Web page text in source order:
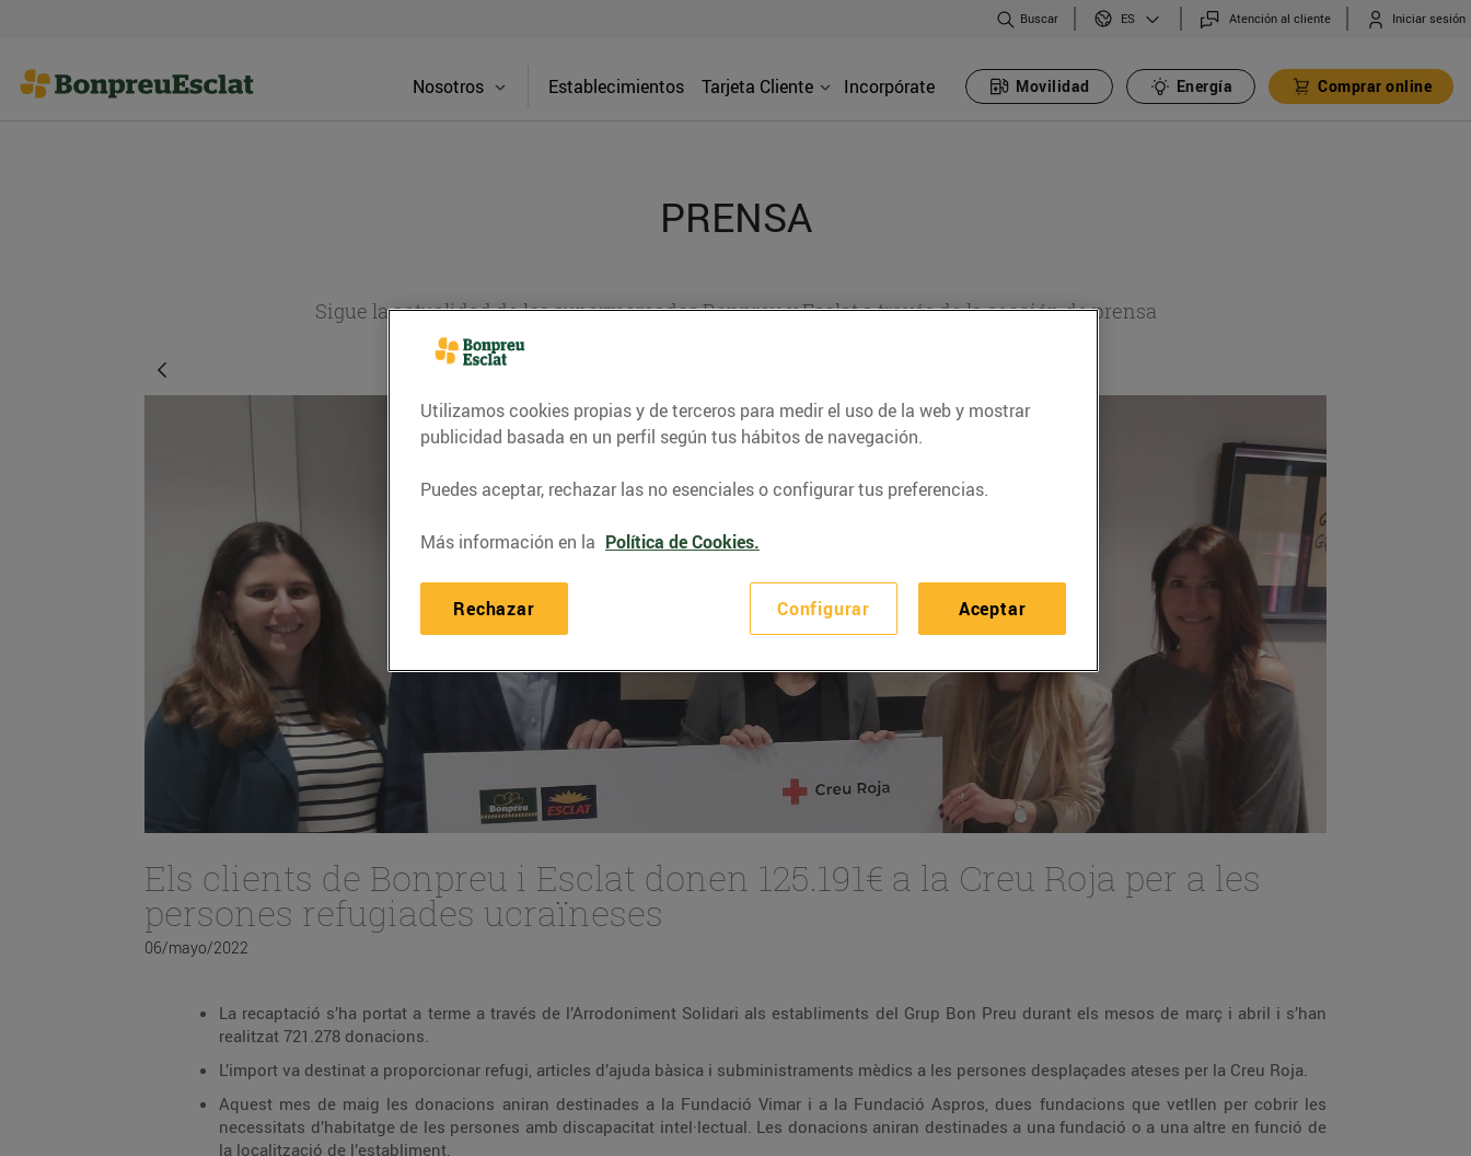
Buscar ES Atención al cliente Iniciar sesión
Nosotros Establecimientos Tarjeta Cliente Incorpórate Movilidad Energía Comprar online
PRENSA
Sigue la actualidad de los supermercados Bonpreu y Esclat a través de la sección de prensa
Els clients de Bonpreu i Esclat donen 125.191€ a la Creu Roja per a les
persones refugiades ucraïneses
06/mayo/2022
La recaptació s’ha portat a terme a través de l’Arrodoniment Solidari als establiments del Grup Bon Preu durant els mesos de març i abril i s’han
realitzat 721.278 donacions.
L’import va destinat a proporcionar refugi, articles d’ajuda bàsica i subministraments mèdics a les persones desplaçades ateses per la Creu Roja.
Aquest mes de maig les donacions aniran destinades a la Fundació Vimar i a la Fundació Aspros, dues fundacions que vetllen per cobrir les
necessitats d’habitatge de les persones amb discapacitat intel·lectual. Les donacions aniran destinades a una fundació o a una altre en funció de
la localització de l’establiment.
Utilizamos cookies propias y de terceros para medir el uso de la web y mostrar
publicidad basada en un perfil según tus hábitos de navegación.
Puedes aceptar, rechazar las no esenciales o configurar tus preferencias.
Más información en la Política de Cookies.
Configurar
Rechazar Aceptar